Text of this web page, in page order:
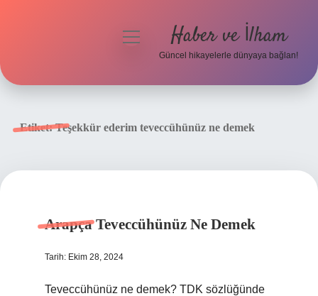
menüyü
Haber ve İlham
Güncel hikayelerle dünyaya bağlan!
Etiket:Teşekkür ederim teveccühünüz ne demek
Arapça Teveccühünüz Ne Demek
Tarih: Ekim 28, 2024
Teveccühünüz ne demek? TDK sözlüğünde